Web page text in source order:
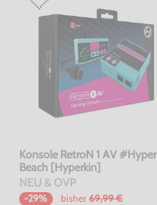
Konsole RetroN 1 AV #Hyper
Beach [Hyperkin]
NEU & OVP
-29% bisher 69,99 €